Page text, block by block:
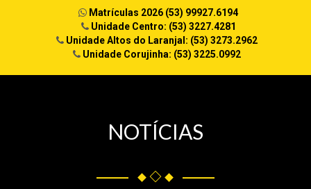
Matrículas 2026 (53) 99927.6194
Unidade Centro: (53) 3227.4281
Unidade Altos do Laranjal: (53) 3273.2962
Unidade Corujinha: (53) 3225.0992
NOTÍCIAS